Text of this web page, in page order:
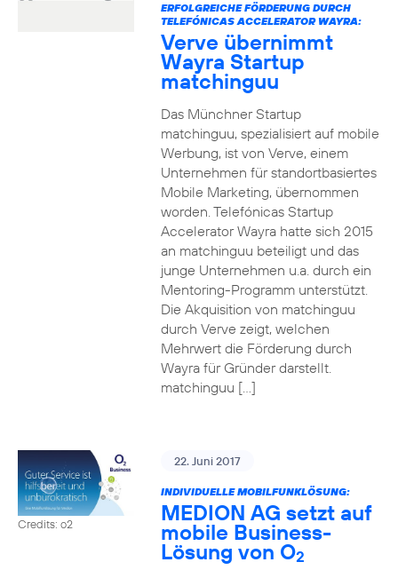
ERFOLGREICHE FÖRDERUNG DURCH
TELEFÓNICAS ACCELERATOR WAYRA:
Verve übernimmt
Wayra Startup
matchinguu
Das Münchner Startup
matchinguu, spezialisiert auf mobile
Werbung, ist von Verve, einem
Unternehmen für standortbasiertes
Mobile Marketing, übernommen
worden. Telefónicas Startup
Accelerator Wayra hatte sich 2015
an matchinguu beteiligt und das
junge Unternehmen u.a. durch ein
Mentoring-Programm unterstützt.
Die Akquisition von matchinguu
durch Verve zeigt, welchen
Mehrwert die Förderung durch
Wayra für Gründer darstellt.
matchinguu […]
Credits: o2
22. Juni 2017
INDIVIDUELLE MOBILFUNKLÖSUNG:
MEDION AG setzt auf
mobile Business-
Lösung von O2